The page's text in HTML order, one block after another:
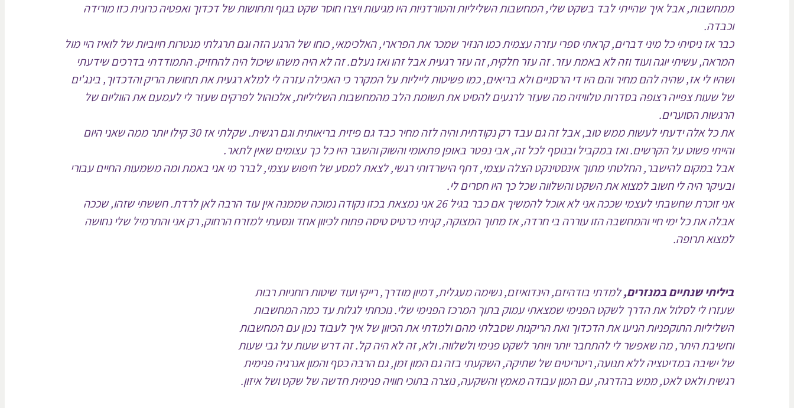
ממחשבות, אבל איך שהייתי לבד בשקט שלי, המחשבות השליליות והטורדניות היו מגיעות ויצרו חוסר שקט בגוף ותחושות של דכדוך ואפטיה כרונית כזו מורידה
וכבדה.
כבר אז ניסיתי כל מיני דברים, קראתי ספרי עזרה עצמית כמו הנזיר שמכר את הפרארי, האלכימאי, כוחו של הרגע הזה וגם תרגלתי מנטרות חיוביות של לואיז היי מול
המראה, עשיתי יוגה ועוד וזה לא באמת עזר. זה עזר חלקית, זה עזר רגעית אבל זהו ואז נעלם. זה לא היה משהו שיכול היה להחזיק. התמודדתי בדרכים שידעתי
ושהיו לי אז, שהיה להם מחיר והם היו די הרסניים ולא בריאים, כמו פשיטות לייליות על המקרר כי האכילה עזרה לי למלא רגעית את תחושת הריק והדכדוך, בינג'ים
של שעות צפייה רצופה בסדרות טלוויזיה מה שעזר לרגעים להסיט את תשומת הלב מהמחשבות השליליות, אלכוהול לפרקים שעזר לי לעמעם את הווליום של
הרגשות הסוערים.
את כל אלה ידעתי לעשות ממש טוב, אבל זה גם עבד רק נקודתית והיה לזה מחיר כבד גם פיזית בריאותית וגם רגשית. שקלתי אז 30 קילו יותר ממה שאני היום
והייתי פשוט על הקרשים.ואז במקביל ובנוסף לכל זה, אבי נפטר באופן פתאומי והשוק והשבר היו כל כך עצומים שאין לתאר.
אבל במקום להישבר, החלטתי מתוך אינסטינקט הצלה עצמי, דחף הישרדותי רגשי, לצאת למסע של חיפוש עצמי, לברר מי אני באמת ומה משמעות החיים עבורי
ובעיקר היה לי חשוב למצוא את השקט והשלווה שכל כך היו חסרים לי.
אני זוכרת שחשבתי לעצמי שככה אני לא אוכל להמשיך אם כבר בגיל 26 אני נמצאת בכזו נקודה נמוכה שממנה אין עוד הרבה לאן לרדת. חששתי שזהו, שככה
אבלה את כל ימי חיי והמחשבה הזו עוררה בי חרדה, אז מתוך המצוקה, קניתי כרטיס טיסה פתוח לכיוון אחד ונסעתי למזרח הרחוק, רק אני והתרמיל שלי נחושה
למצוא תרופה.
ביליתי שנתיים במנזרים,למדתי בודהיזם, הינדואיזם, נשימה מעגלית, דמיון מודרך, רייקי ועוד שיטות רוחניות רבות
שעזרו לי לסלול את הדרך לשקט הפנימי שמצאתי עמוק בתוך המרכז הפנימי שלי. נוכחתי לגלות עד כמה המחשבות
השליליות התוקפניות הניעו את הדכדוך ואת הריקנות שסבלתי מהם ולמדתי את הכיוון של איך לעבוד נכון עם המחשבות
וחשיבת היתר, מה שאפשר לי להתחבר יותר ויותר לשקט פנימי ולשלווה. ולא, זה לא היה קל. זה דרש שעות על גבי שעות
של ישיבה במדיטציה ללא תנועה, ריטריטים של שתיקה, השקעתי בזה גם המון זמן, גם הרבה כסף והמון אנרגיה פנימית
רגשית ולאט לאט, ממש בהדרגה, עם המון עבודה מאמץ והשקעה, נוצרה בתוכי חוויה פנימית חדשה של שקט ושל איזון.